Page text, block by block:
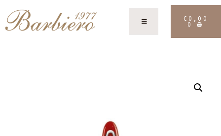
€ 0,00
0